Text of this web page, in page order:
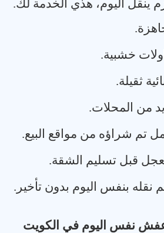
ينقل اليوم، هذي الخدمة لك.
.
خشبية.
ثقيلة.
من المحلات.
تم شراؤه من مواقع البيع.
قبل تسليم الشقة.
بنفس اليوم بدون تأخير .
نفس اليوم في الكويت